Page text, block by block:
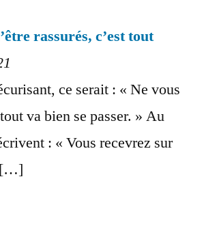
rassurés, c’est tout
ce serait : « Ne vous
va bien se passer. » Au
: « Vous recevrez sur